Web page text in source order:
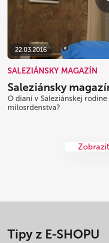
22.03.2016
SALEZIÁNSKY MAGAZÍN
Saleziánsky
O dianí v Saleziánskej
milosrdenstva?
Tipy z E-SHOPU